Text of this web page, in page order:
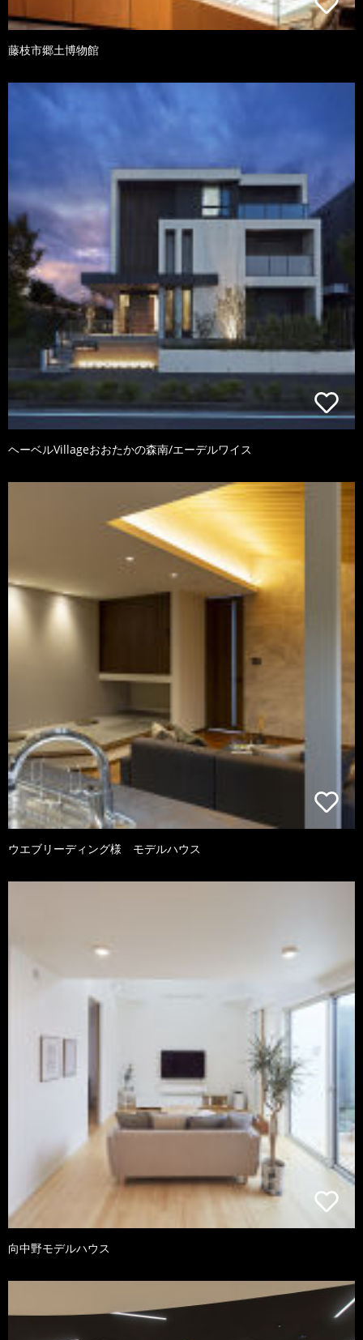
藤枝市郷土博物館
ヘーベルVillageおおたかの森南/エーデルワイス
ウエブリーディング様 モデルハウス
向中野モデルハウス